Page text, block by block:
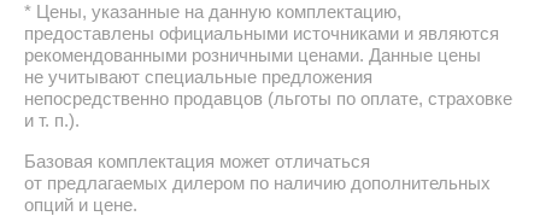
Цены, указанные на данную комплектацию,
предоставлены официальными источниками и являются
рекомендованными розничными ценами. Данные цены
не учитывают специальные предложения
непосредственно продавцов (льготы по оплате, страховке
и т. п.).
Базовая комплектация может отличаться
от предлагаемых дилером по наличию дополнительных
опций и цене.